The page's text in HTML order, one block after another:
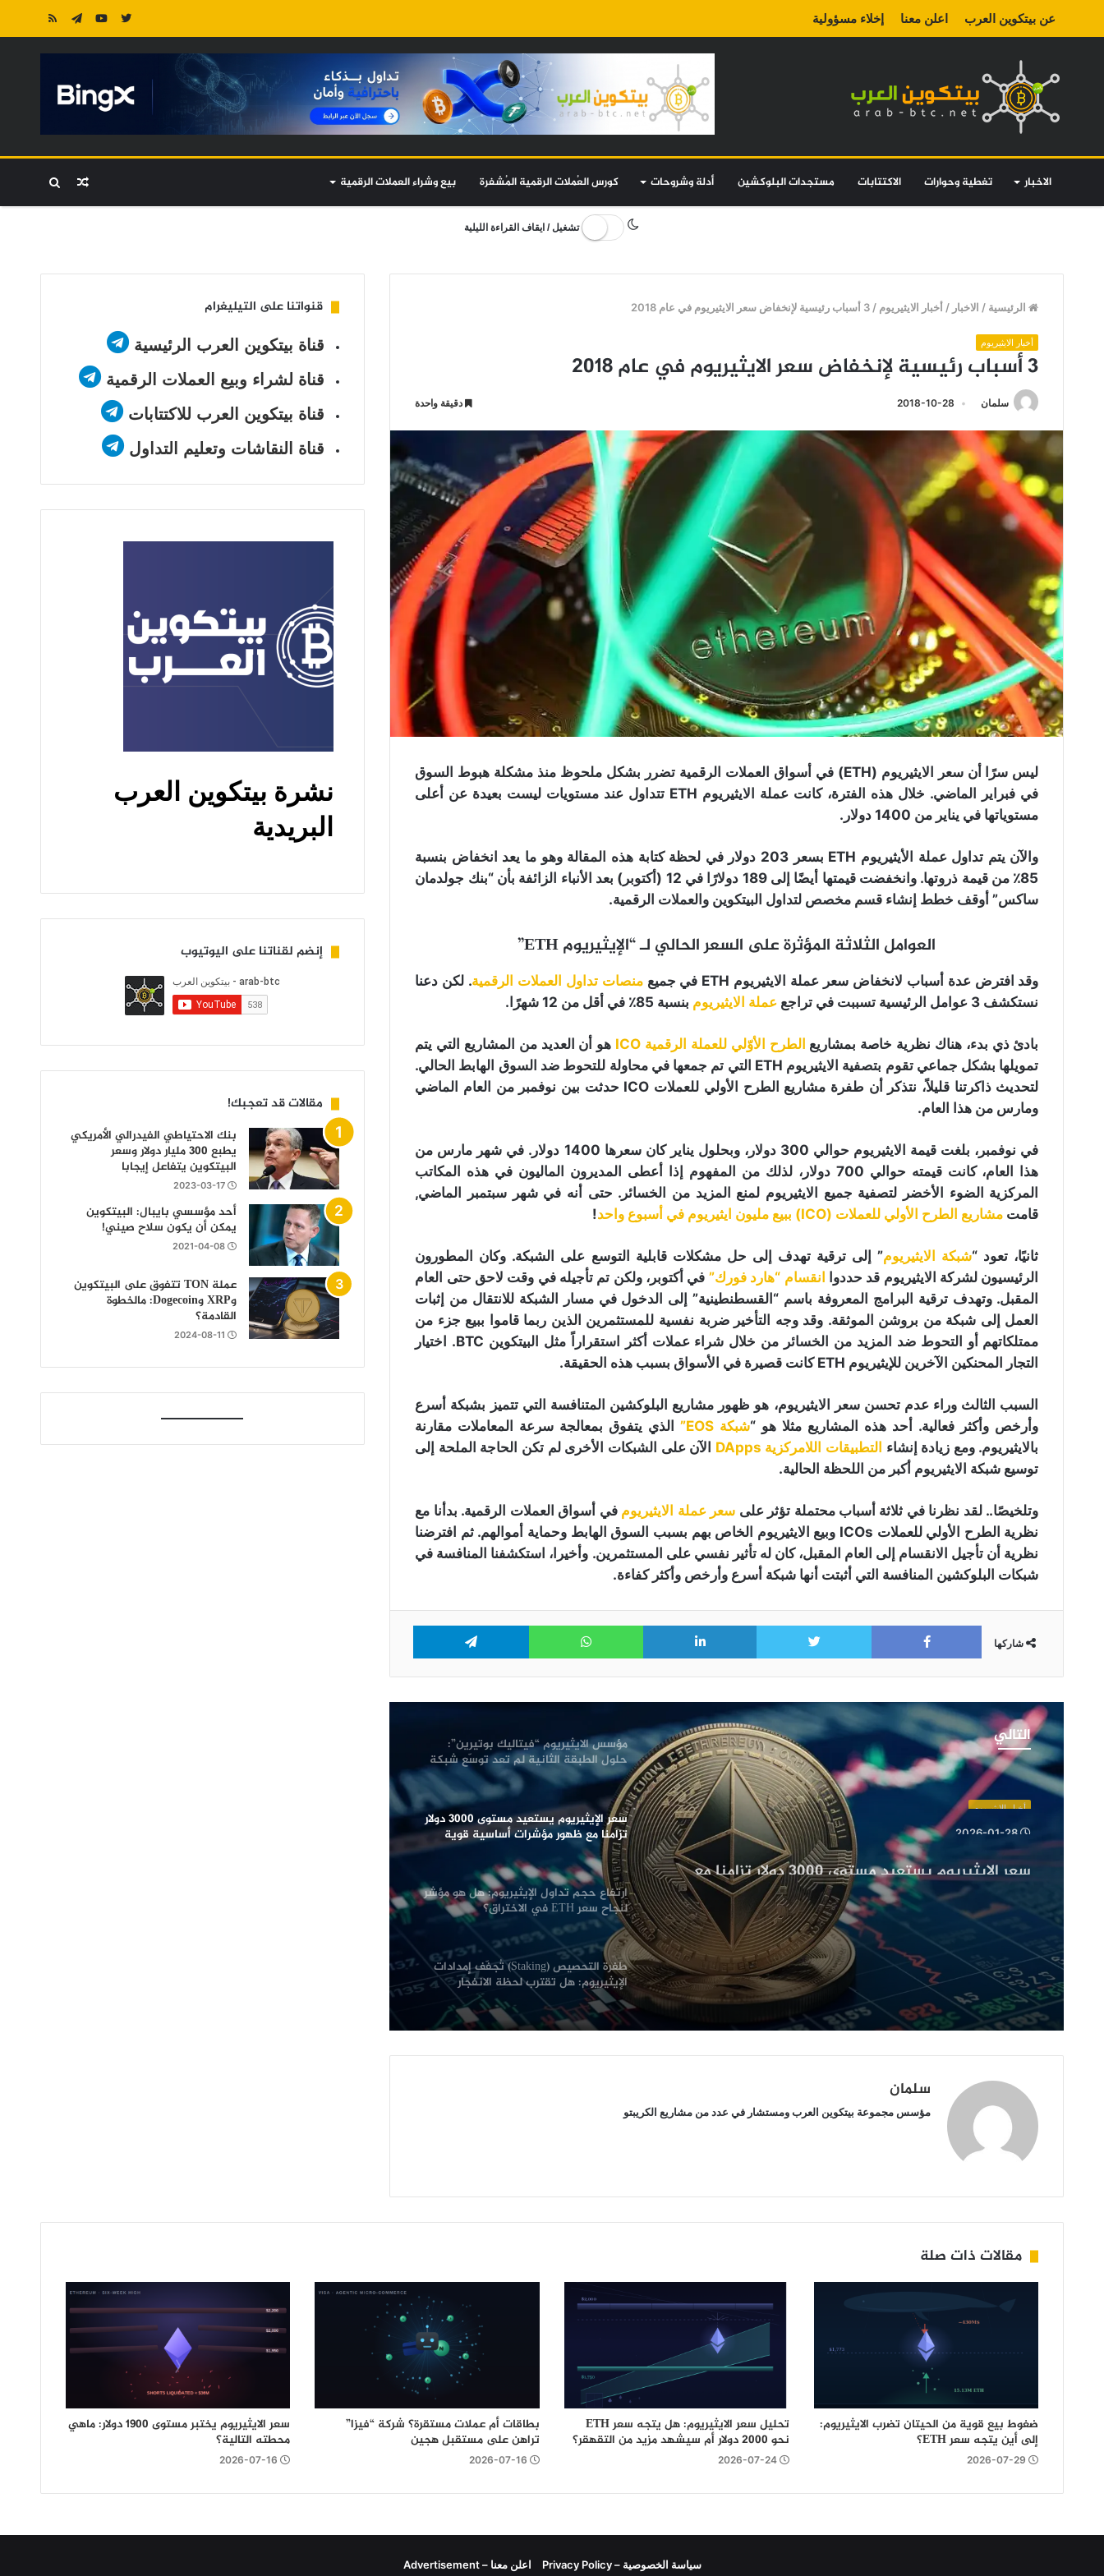
عن بيتكوين العرب اعلن معنا إخلاء مسؤولية
الاخبار تغطية وحوارات الاكتتابات مستجدات البلوكشين أدلة وشروحات كورس العُملات الرقمية المُشفرة بيع وشراء العملات الرقمية بحث مقال
تشغيل / ايقاف القراءة الليلية
الرئيسية / الاخبار / أخبار الايثيريوم / 3 أسباب رئيسية لإنخفاض سعر الايثيريوم في عام 2018
أخبار الايثيريوم
3 أسباب رئيسية لإنخفاض سعر الايثيريوم في عام 2018
سلمان 2018-10-28 دقيقة واحدة
ليس سرًا أن سعر الايثيريوم (ETH) في أسواق العملات الرقمية تضرر بشكل ملحوظ منذ مشكلة هبوط السوق
في فبراير الماضي. خلال هذه الفترة، كانت عملة الايثيريوم ETH تتداول عند مستويات ليست بعيدة عن أعلى
مستوياتها في يناير من 1400 دولار.
والآن يتم تداول عملة الأيثيريوم ETH بسعر 203 دولار في لحظة كتابة هذه المقالة وهو ما يعد انخفاض بنسبة
85٪ من قيمة ذروتها. وانخفضت قيمتها أيضًا إلى 189 دولارًا في 12 (أكتوبر) بعد الأنباء الزائفة بأن “بنك جولدمان
ساكس” أوقف خطط إنشاء قسم مخصص لتداول البيتكوين والعملات الرقمية.
العوامل الثلاثة المؤثرة على السعر الحالي لـ “الإيثيريوم ETH”
وقد افترض عدة أسباب لانخفاض سعر عملة الايثيريوم ETH في جميع منصات تداول العملات الرقمية. لكن دعنا
نستكشف 3 عوامل الرئيسية تسببت في تراجع
عملة الايثيريوم بنسبة 85٪ في أقل من 12 شهرًا.
بادئ ذي بدء، هناك نظرية خاصة بمشاريع الطرح الأوّلي للعملة الرقمية ICO
هو أن العديد من المشاريع التي يتم
تمويلها بشكل جماعي تقوم بتصفية الايثيريوم ETH التي تم جمعها في محاولة للتحوط ضد السوق الهابط الحالي.
لتحديث ذاكرتنا قليلاً، نتذكر أن طفرة مشاريع الطرح الأولي للعملات ICO حدثت بين نوفمبر من العام الماضي
ومارس من هذا العام.
في نوفمبر، بلغت قيمة الايثيريوم حوالي 300 دولار، وبحلول يناير كان سعرها 1400 دولار. في شهر مارس من
هذا العام، كانت قيمته حوالي 700 دولار، لذلك من المفهوم إذا أعطى المديرون الماليون في هذه المكاتب
المركزية الضوء الأخضر لتصفية جميع الايثيريوم لمنع المزيد من الخسائر. حتى أنه في شهر سبتمبر الماضي,
قامت مشاريع الطرح الأولي للعملات (ICO) ببيع مليون ايثيريوم في أسبوع واحد !
ثانيًا، تعود “شبكة الايثيريوم” إلى ترقية تهدف إلى حل مشكلات قابلية التوسع على الشبكة. وكان المطورون
الرئيسيون لشركة الايثيريوم قد حددوا
انقسام “هارد فورك” في أكتوبر، ولكن تم تأجيله في وقت لاحق حتى العام
المقبل. وتهدف ترقية البرامج المعروفة باسم “القسطنطينية” إلى الدخول في مسار الشبكة للانتقال من إثبات
العمل إلى شبكة من بروشن الموثقة. وقد وجه التأخير ضربة نفسية للمستثمرين الذين ربما قاموا ببيع جزء من
ممتلكاتهم أو التحوط ضد المزيد من الخسائر من خلال شراء عملات أكثر استقراراً مثل البيتكوين BTC. اختيار
التجار المحنكين الآخرين للإيثيريوم ETH كانت قصيرة في الأسواق بسبب هذه الحقيقة.
السبب الثالث وراء عدم تحسن سعر الايثيريوم، هو ظهور مشاريع البلوكشين المتنافسة التي تتميز بشبكة أسرع
وأرخص وأكثر فعالية. أحد هذه المشاريع مثلا هو “شبكة EOS”
الذي يتفوق بمعالجة سرعة المعاملات مقارنة
بالايثيريوم. ومع زيادة إنشاء التطبيقات اللامركزية DApps
الآن على الشبكات الأخرى لم تكن الحاجة الملحة إلى
توسيع شبكة الايثيريوم أكبر من اللحظة الحالية.
وتلخيصًا.. لقد نظرنا في ثلاثة أسباب محتملة تؤثر على سعر عملة الايثيريوم في أسواق العملات الرقمية. بدأنا مع
نظرية الطرح الأولي للعملات ICOs وبيع الايثيريوم الخاص بهم بسبب السوق الهابط وحماية أموالهم. ثم افترضنا
نظرية أن تأجيل الانقسام إلى العام المقبل، كان له تأثير نفسي على المستثمرين. وأخيرا، استكشفنا المنافسة في
شبكات البلوكشين المنافسة التي أثبتت أنها شبكة أسرع وأرخص وأكثر كفاءة.
شاركها
Facebook
Twitter
LinkedIn
WhatsApp
Telegram
التالي
سعر
الإيثيريوم
يستعيد
مستوى
3000
دولار
ظهور
أخبار الايثيريوم
2026-01-28
سعر الإيثيريوم يستعيد مستوى 3000 دولار تزامنا مع
ظهور مؤشرات أساسية قوية
ارتفاع حجم تداول الإيثيريوم: هل هو مؤشر
لنجاح سعر ETH في الاختراق؟
السعري؟
مؤسس الايثيريوم “فيتاليك بوتيرين” يبيع
ملايين الدولارات من ETH تزامنا مع انهيار
الأسعار
مؤسس الايثيريوم “فيتاليك بوتيرين”:
الايثيريوم
سعر الإيثيريوم يستعيد مستوى 3000 دولار
ارتفاع حجم تداول الإيثيريوم: هل هو مؤشر
لنجاح سعر ETH في الاختراق؟
الإيثيريوم: هل تقترب لحظة الانفجار
السعري؟
الأسعار
مؤسس الايثيريوم “فيتاليك بوتيرين”:
حلول الطبقة الثانية لم تعد توسّع شبكة
الايثيريوم
سعر الإيثيريوم يستعيد مستوى 3000 دولار
تزامنا مع ظهور مؤشرات أساسية قوية
ارتفاع حجم تداول الإيثيريوم: هل هو مؤشر
لنجاح سعر ETH في الاختراق؟
طفرة التحصيص (Staking) تُجفّف إمدادات
الإيثيريوم: هل تقترب لحظة الانفجار
السعري؟
ملايين الدولارات من ETH تزامنا مع انهيار
مؤسس الايثيريوم “فيتاليك بوتيرين”:
سعر الإيثيريوم يستعيد مستوى 3000 دولار
سلمان
مؤسس مجموعة بيتكوين العرب ومستشار في عدد من مشاريع الكريبتو
قنواتنا على التيليغرام
قناة بيتكوين العرب الرئيسية
قناة لشراء وبيع العملات الرقمية
قناة بيتكوين العرب للاكتتابات
قناة النقاشات وتعليم التداول
إنضم لقناتنا على اليوتيوب
مقالات قد تعجبك!
بنك الاحتياطي الفيدرالي الأمريكي
يطبع 300 مليار دولار وسعر
البيتكوين يتفاعل إيجابا
2023-03-17
أحد مؤسسي بايبال: البيتكوين
يمكن أن يكون سلاح صيني!
2021-04-08
عملة TON تتفوق على البيتكوين
وXRP وDogecoin: مالخطوة
القادمة؟
2024-08-11
مقالات ذات صلة
ضغوط بيع قوية من الحيتان تضرب الايثيريوم:
إلى أين يتجه سعر ETH؟
2026-07-29
تحليل سعر الايثيريوم: هل يتجه سعر ETH
نحو 2000 دولار أم سيشهد مزيد من التقهقر؟
2026-07-24
بطاقات أم عملات مستقرة؟ شركة “فيزا”
تراهن على مستقبل هجين
2026-07-16
سعر الايثيريوم يختبر مستوى 1900 دولار: ماهي
محطته التالية؟
2026-07-16
سياسة الخصوصية – Privacy Policy اعلن معنا – Advertisement